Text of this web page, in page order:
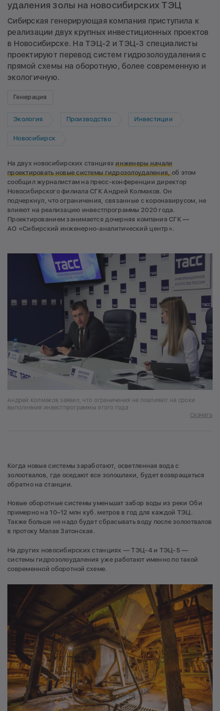
удаления золы на новосибирских ТЭЦ
Сибирская генерирующая компания приступила к
реализации двух крупных инвестиционных проектов
в Новосибирске. На ТЭЦ-2 и ТЭЦ-3 специалисты
проектируют перевод систем гидрозолоудаления с
прямой схемы на оборотную, более современную и
экологичную.
Генерация
Экология Производство Инвестиции
Новосибирск
На двух новосибирских станцияхинженеры начали
проектировать новые системы гидрозолоудаления,об этом
сообщил журналистам на пресс-конференции директор
Новосибирского филиала СГК Андрей Колмаков. Он
подчеркнул, что ограничения, связанные с коронавирусом, не
влияют на реализацию инвестпрограммы 2020 года.
Проектированием занимается дочерняя компания СГК —
АО «Сибирский инженерно-аналитический центр».
Андрей Колмаков заявил, что ограничения не повлияют на сроки
выполнения инвестпрограммы этого года
Скачать
Когда новые системы заработают, осветленная вода с
золоотвалов, где оседают все золошлаки, будет возвращаться
обратно на станции.
Новые оборотные системы уменьшат забор воды из реки Оби
примерно на 10–12 млн куб. метров в год для каждой ТЭЦ.
Также больше не надо будет сбрасывать воду после золоотвалов
в протоку Малая Затонская.
На других новосибирских станциях — ТЭЦ-4 и ТЭЦ-5 —
системы гидрозолоудаления уже работают именно по такой
современной оборотной схеме.